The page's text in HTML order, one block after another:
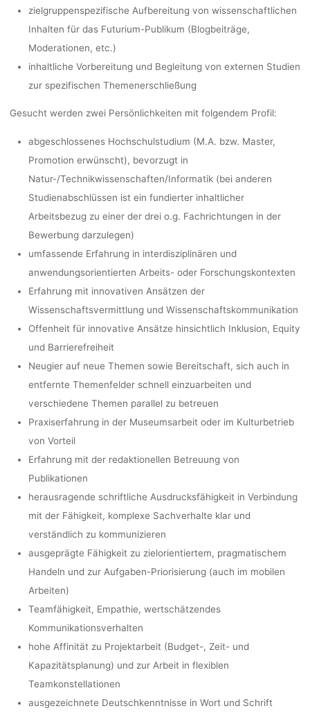
zielgruppenspezifische Aufbereitung von wissenschaftlichen
Inhalten für das Futurium-Publikum (Blogbeiträge,
Moderationen, etc.)
inhaltliche Vorbereitung und Begleitung von externen Studien
zur spezifischen Themenerschließung
Gesucht werden zwei Persönlichkeiten mit folgendem Profil:
abgeschlossenes Hochschulstudium (M.A. bzw. Master,
Promotion erwünscht), bevorzugt in
Natur-/Technikwissenschaften/Informatik (bei anderen
Studienabschlüssen ist ein fundierter inhaltlicher
Arbeitsbezug zu einer der drei o.g. Fachrichtungen in der
Bewerbung darzulegen)
umfassende Erfahrung in interdisziplinären und
anwendungsorientierten Arbeits- oder Forschungskontexten
Erfahrung mit innovativen Ansätzen der
Wissenschaftsvermittlung und Wissenschaftskommunikation
Offenheit für innovative Ansätze hinsichtlich Inklusion, Equity
und Barrierefreiheit
Neugier auf neue Themen sowie Bereitschaft, sich auch in
entfernte Themenfelder schnell einzuarbeiten und
verschiedene Themen parallel zu betreuen
Praxiserfahrung in der Museumsarbeit oder im Kulturbetrieb
von Vorteil
Erfahrung mit der redaktionellen Betreuung von
Publikationen
herausragende schriftliche Ausdrucksfähigkeit in Verbindung
mit der Fähigkeit, komplexe Sachverhalte klar und
verständlich zu kommunizieren
ausgeprägte Fähigkeit zu zielorientiertem, pragmatischem
Handeln und zur Aufgaben-Priorisierung (auch im mobilen
Arbeiten)
Teamfähigkeit, Empathie, wertschätzendes
Kommunikationsverhalten
hohe Affinität zu Projektarbeit (Budget-, Zeit- und
Kapazitätsplanung) und zur Arbeit in flexiblen
Teamkonstellationen
ausgezeichnete Deutschkenntnisse in Wort und Schrift